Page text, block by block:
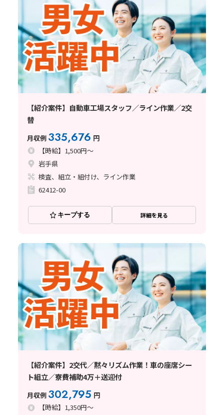
【紹介案件】自動車工場スタッフ／ライン作業／2交
替
月収例 335,676 円
【時給】1,500円～
岩手県
検査、組立・組付け、ライン作業
62412-00
キープする 詳細を見る
【紹介案件】2交代／黙々リズム作業！車の座席シー
ト組立／寮費補助4万＋送迎付
月収例 302,795 円
【時給】1,350円～